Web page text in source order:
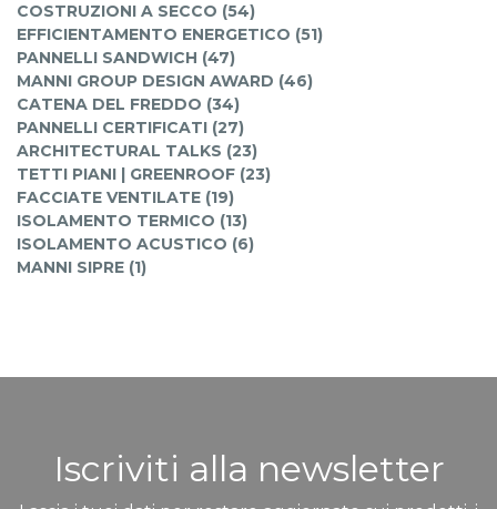
COSTRUZIONI A SECCO (54)
EFFICIENTAMENTO ENERGETICO (51)
PANNELLI SANDWICH (47)
MANNI GROUP DESIGN AWARD (46)
CATENA DEL FREDDO (34)
PANNELLI CERTIFICATI (27)
ARCHITECTURAL TALKS (23)
TETTI PIANI | GREENROOF (23)
FACCIATE VENTILATE (19)
ISOLAMENTO TERMICO (13)
ISOLAMENTO ACUSTICO (6)
MANNI SIPRE (1)
Iscriviti alla newsletter